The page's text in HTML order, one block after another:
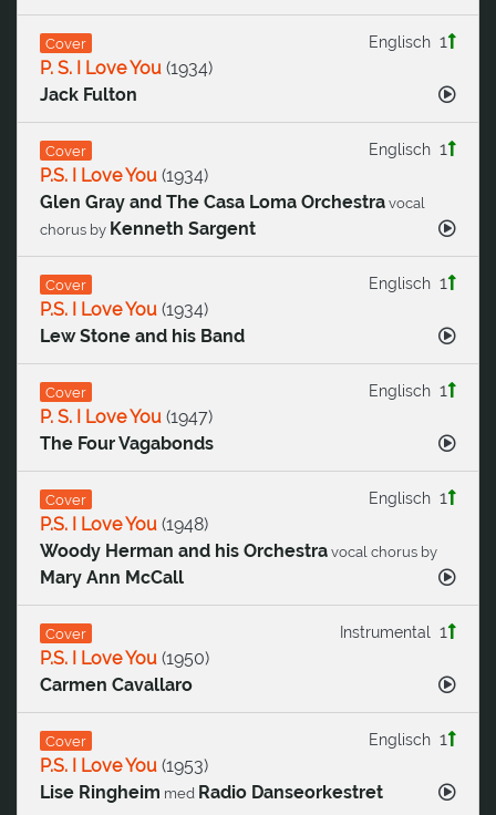
Cover 1
Englisch
P. S. I Love You (1934)
Jack Fulton
Cover 1
Englisch
P.S. I Love You (1934)
Glen Gray and The Casa Loma Orchestra vocal
chorus by Kenneth Sargent
Cover 1
Englisch
P.S. I Love You (1934)
Lew Stone and his Band
Cover 1
Englisch
P. S. I Love You (1947)
The Four Vagabonds
Cover 1
Englisch
P.S. I Love You (1948)
Woody Herman and his Orchestra vocal chorus by
Mary Ann McCall
Cover 1
Instrumental
P.S. I Love You (1950)
Carmen Cavallaro
Cover 1
Englisch
P.S. I Love You (1953)
Lise Ringheim med Radio Danseorkestret